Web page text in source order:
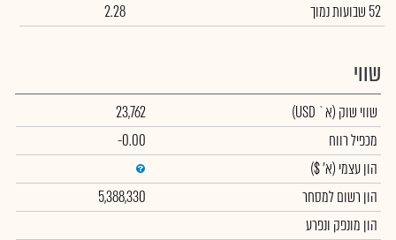
52 שבועות נמוך
2.28
שווי
שווי שוק (א` USD)
23,762
מכפיל רווח
-0.00
הון עצמי (א' $)
הון רשום למסחר
5,388,330
הון מונפק ונפרע